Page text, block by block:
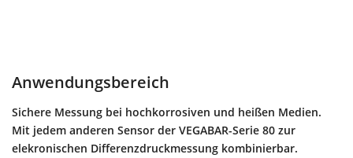
Anwendungsbereich
Sichere Messung bei hochkorrosiven und heißen Medien.
Mit jedem anderen Sensor der VEGABAR-Serie 80 zur
elekronischen Differenzdruckmessung kombinierbar.